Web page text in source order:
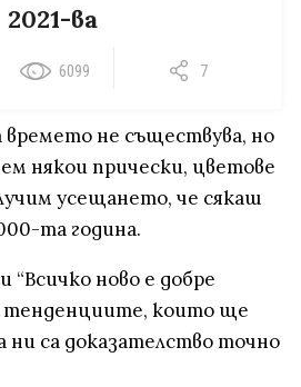
2021-ва
6099 7
не съществува, но
някои прически, цветове
усещането, че сякаш
та година.
“Всичко ново е добре
тенденциите, които ще
ни са доказателство точно